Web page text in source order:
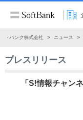
トバンク株式会社 ニュース
プレスリリース
「S!情報チャン